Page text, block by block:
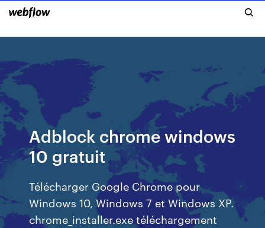
Adblock chrome windows
10 gratuit
Télécharger Google Chrome pour
Windows 10, Windows 7 et Windows XP.
chrome_installer.exe téléchargement